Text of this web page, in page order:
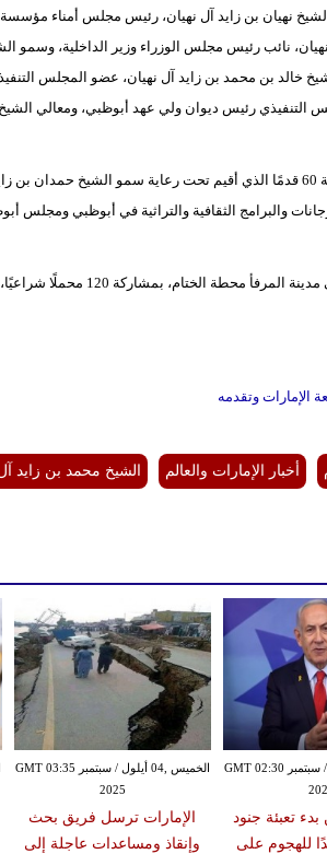
نهيان بن زايد آل نهيان، رئيس مجلس أمناء مؤسسة
نائب رئيس مجلس الوزراء وزير الداخلية، وسمو
خالد بن محمد بن زايد آل نهيان، عضو المجلس
رئيس ديوان ولي عهد أبوظبي، ومعالي الشيخ
ويذكر أن سباق مهرجان دلما الثالث للمحامل الشراعية فئة 60 قدمًا الذي أقيم تحت
والبرامج الثقافية والتراثية في أبوظبي ومجلس
الإمارات وتقدمه
أخبار الإمارات والعالم الشيخ محمد بن زايد
الخميس ,04 أيلول / سبتمبر GMT 03:35
2025
الإمارات ترسل فريق بحث
وإنقاذ ومساعدات عاجلة إلى
الخميس ,04 أيلول / سبتمبر GMT 02:30
بدء تعبئة جنود
للهجوم على